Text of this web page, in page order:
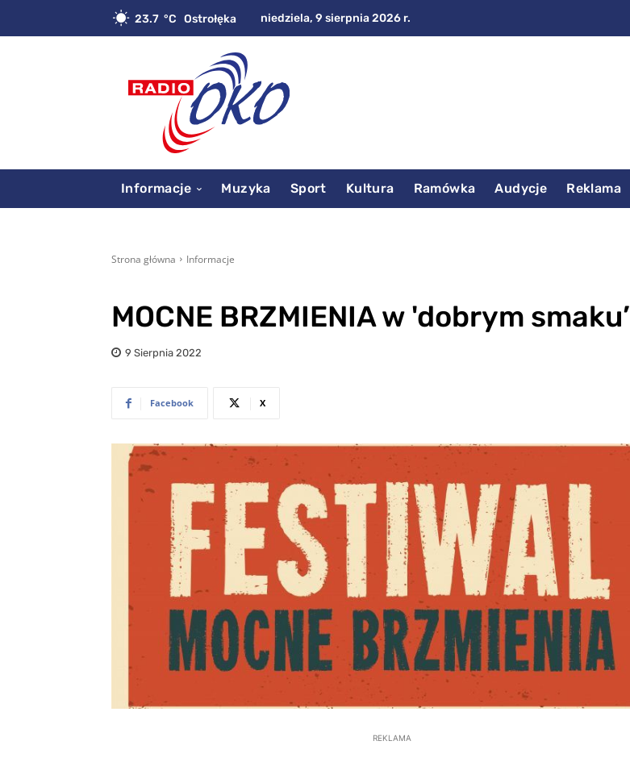
23.7 C Ostrołęka niedziela, 9 sierpnia 2026 r.
Informacje Muzyka Sport Kultura Ramówka Audycje Reklama
Strona główna Informacje
MOCNE BRZMIENIA w 'dobrym smaku’
9 Sierpnia 2022
Facebook X
REKLAMA